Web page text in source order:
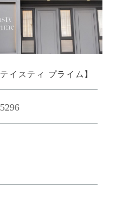
イスティ プライム】